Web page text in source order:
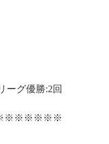
ーグ優勝:2回
※※※※※※※